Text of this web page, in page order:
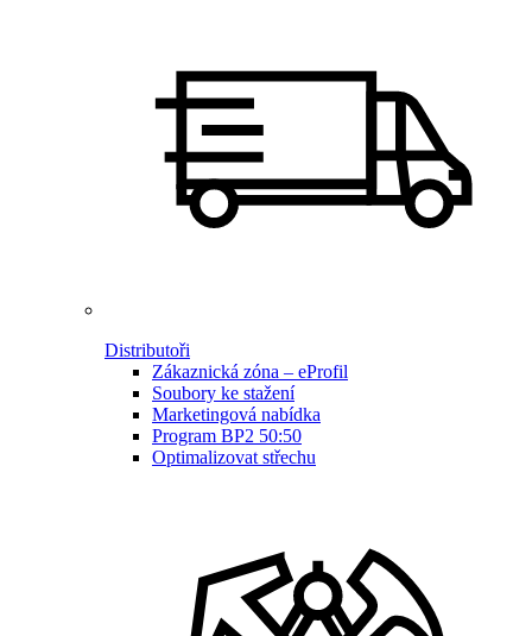
Distributoři
Zákaznická zóna – eProfil
Soubory ke stažení
Marketingová nabídka
Program BP2 50:50
Optimalizovat střechu